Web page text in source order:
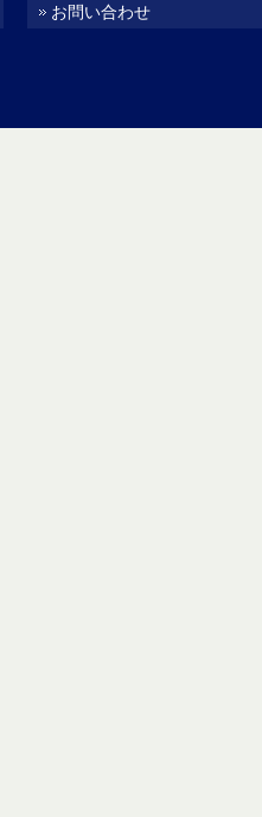
お問い合わせ